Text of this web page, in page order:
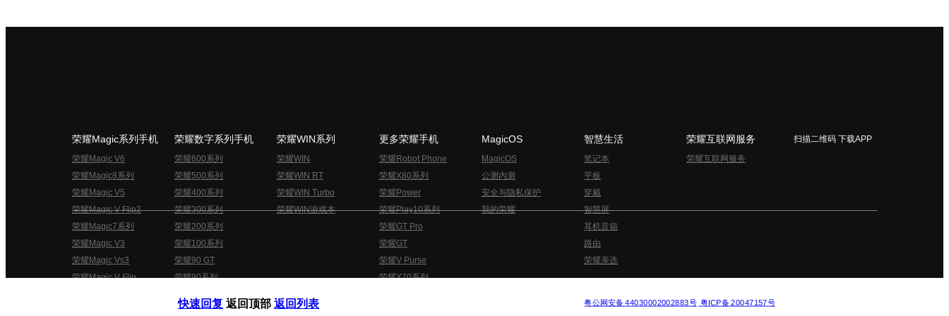
荣耀Magic系列手机
荣耀Magic V6
荣耀Magic8系列
荣耀Magic V5
荣耀Magic V Flip2
荣耀Magic7系列
荣耀Magic V3
荣耀Magic Vs3
荣耀Magic V Flip
荣耀数字系列手机
荣耀600系列
荣耀500系列
荣耀400系列
荣耀300系列
荣耀200系列
荣耀100系列
荣耀90 GT
荣耀90系列
荣耀WIN系列
荣耀WIN
荣耀WIN RT
荣耀WIN Turbo
荣耀WIN游戏本
更多荣耀手机
荣耀Robot Phone
荣耀X80系列
荣耀Power
荣耀Play10系列
荣耀GT Pro
荣耀GT
荣耀V Purse
荣耀X70系列
MagicOS
MagicOS
公测内测
安全与隐私保护
我的荣耀
智慧生活
笔记本
平板
穿戴
智慧屏
耳机音箱
路由
荣耀亲选
荣耀互联网服务
荣耀互联网服务
扫描二维码 下载APP
粤公网安备 44030002002883号 粤ICP备 20047157号
快速回复 返回顶部 返回列表